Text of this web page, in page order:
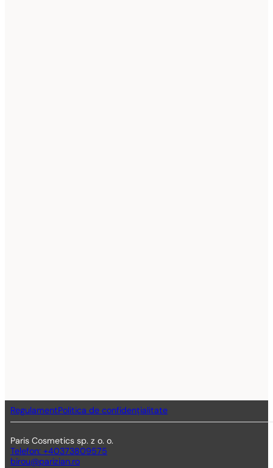
RegulamentPolitica de confidențialitate
Paris Cosmetics sp. z o. o.
Telefon: +40373809575
birou@parizian.ro